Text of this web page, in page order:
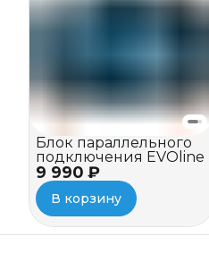
9 990 ₽
Блок параллельного
подключения EVOline
В корзину